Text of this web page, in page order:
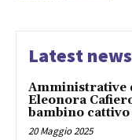
Latest news
Amministrative
Eleonora
bambino
20 Maggio 2025